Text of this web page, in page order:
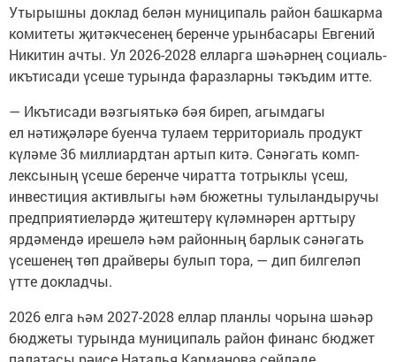
Утырышны доклад белән муниципаль район башкарма
комитеты җитәкчесенең беренче урынбасары Евгений
Никитин ачты. Ул 2026-2028 елларга шәһәрнең социаль-
икътисади үсеше турында фаразларны тәкъдим итте.
— Икътисади вәзгыятькә бәя биреп, агымдагы
ел нәтиҗәләре буенча тулаем территориаль про­дукт
күләме 36 миллиард­тан артып китә. Сәнәгать комп­
лексының үсеше беренче чиратта тотрыклы үсеш,
инвестиция активлыгы һәм бюжетны тулыландыручы
предприятиеләрдә җитештерү күләмнәрен арттыру
ярдәмендә ирешелә һәм районның барлык сәнәгать
үсешенең төп драйверы булып тора, — дип билгеләп
үтте док­ладчы.
2026 елга һәм 2027-2028 еллар планлы чорына шәһәр
бюджеты турында муниципаль район финанс бюджет